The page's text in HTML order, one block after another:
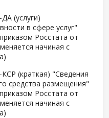
(услуги)
в сфере услуг"
Росстата от
начиная с
(краткая) "Сведения
средства размещения"
Росстата от
начиная с